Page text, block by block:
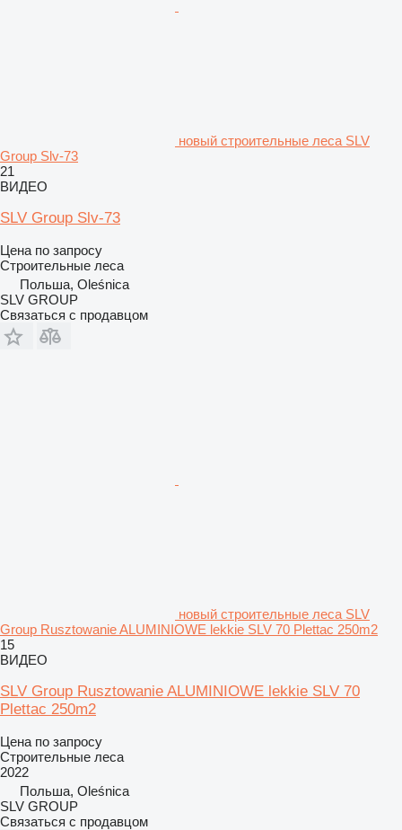
новый строительные леса SLV
Group Slv-73
21
ВИДЕО
SLV Group Slv-73
Цена по запросу
Строительные леса
Польша, Oleśnica
SLV GROUP
Связаться с продавцом
новый строительные леса SLV
Group Rusztowanie ALUMINIOWE lekkie SLV 70 Plettac 250m2
15
ВИДЕО
SLV Group Rusztowanie ALUMINIOWE lekkie SLV 70
Plettac 250m2
Цена по запросу
Строительные леса
2022
Польша, Oleśnica
SLV GROUP
Связаться с продавцом